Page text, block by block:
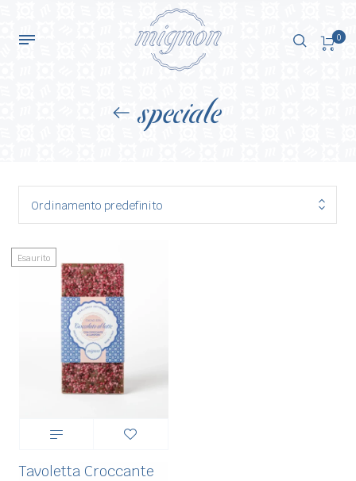
0
speciale
Ordinamento predefinito
Esaurito
Tavoletta Croccante